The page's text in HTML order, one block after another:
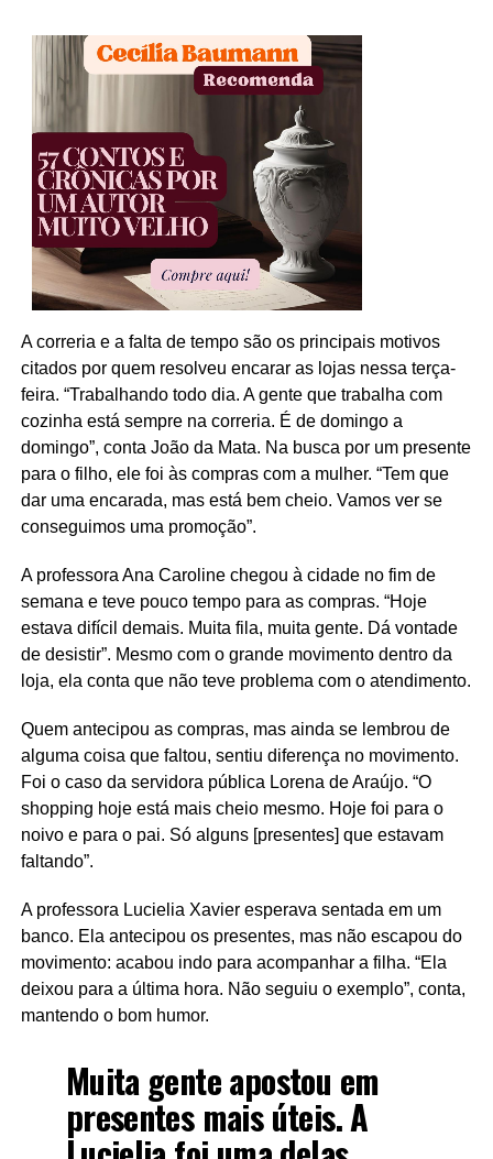
A correria e a falta de tempo são os principais motivos
citados por quem resolveu encarar as lojas nessa terça-
feira. “Trabalhando todo dia. A gente que trabalha com
cozinha está sempre na correria. É de domingo a
domingo”, conta João da Mata. Na busca por um presente
para o filho, ele foi às compras com a mulher. “Tem que
dar uma encarada, mas está bem cheio. Vamos ver se
conseguimos uma promoção”.
A professora Ana Caroline chegou à cidade no fim de
semana e teve pouco tempo para as compras. “Hoje
estava difícil demais. Muita fila, muita gente. Dá vontade
de desistir”. Mesmo com o grande movimento dentro da
loja, ela conta que não teve problema com o atendimento.
Quem antecipou as compras, mas ainda se lembrou de
alguma coisa que faltou, sentiu diferença no movimento.
Foi o caso da servidora pública Lorena de Araújo. “O
shopping hoje está mais cheio mesmo. Hoje foi para o
noivo e para o pai. Só alguns [presentes] que estavam
faltando”.
A professora Lucielia Xavier esperava sentada em um
banco. Ela antecipou os presentes, mas não escapou do
movimento: acabou indo para acompanhar a filha. “Ela
deixou para a última hora. Não seguiu o exemplo”, conta,
mantendo o bom humor.
Muita gente apostou em
presentes mais úteis. A